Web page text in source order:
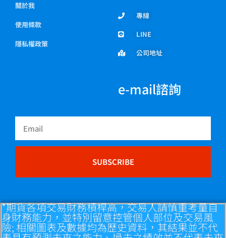
關於我
使用條款
隱私權政策
專線
LINE
公司地址
e-mail諮詢
Email
SUBSCRIBE
*期貨各項交易財務槓桿高，交易人請慎重考量自
身財務能力，並特別留意控管個人部位及交易風
險; 相關圖表及數據均為歷史資料，其結果並不代